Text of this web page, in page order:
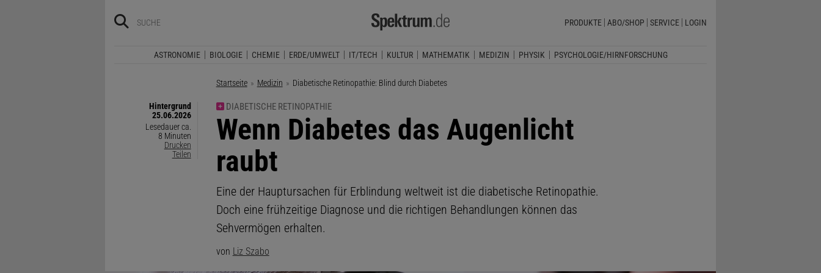
PRODUKTE ABO/SHOP SERVICE LOGIN
ASTRONOMIE BIOLOGIE CHEMIE ERDE/UMWELT IT/TECH KULTUR MATHEMATIK MEDIZIN PHYSIK PSYCHOLOGIE/HIRNFORSCHUNG
Startseite Medizin Aktuelle Seite:
Diabetische Retinopathie: Blind durch Diabetes
Hintergrund
25.06.2026
Lesedauer ca.
8 Minuten
Drucken
Teilen
DIABETISCHE RETINOPATHIE
:
Wenn Diabetes das Augenlicht
raubt
Eine der Hauptursachen für Erblindung weltweit ist die diabetische Retinopathie.
Doch eine frühzeitige Diagnose und die richtigen Behandlungen können das
Sehvermögen erhalten.
von Liz Szabo